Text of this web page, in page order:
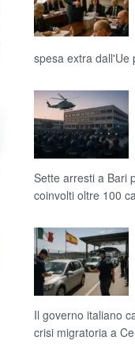
spesa extra dall'Ue
Sette arresti a Bari
coinvolti oltre 100
Il governo italiano
crisi migratoria a